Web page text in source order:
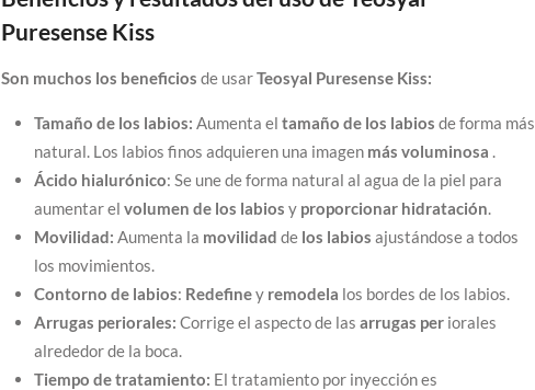
Puresense Kiss
Son muchos los beneficios de usarTeosyal Puresense Kiss:
Tamaño de los labios: Aumenta el tamaño de los labios de forma más
natural. Los labios finos adquieren una imagen más voluminosa .
Ácido hialurónico: Se une de forma natural al agua de la piel para
aumentar el volumen de los labios y proporcionar hidratación.
Movilidad: Aumenta la movilidad de los labios ajustándose a todos
los movimientos.
Contorno de labios: Redefiney remodela los bordes de los labios.
Arrugas periorales: Corrige el aspecto de las arrugas periorales
alrededor de la boca.
Tiempo de tratamiento: El tratamiento por inyección es